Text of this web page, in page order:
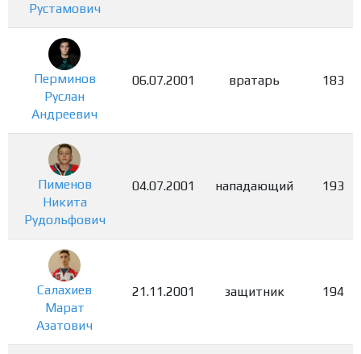
Рустамович
Перминов
Руслан
Андреевич
06.07.2001 вратарь 183
Пименов
Никита
Рудольфович
04.07.2001 нападающий 193
Салахиев
Марат
Азатович
21.11.2001 защитник 194